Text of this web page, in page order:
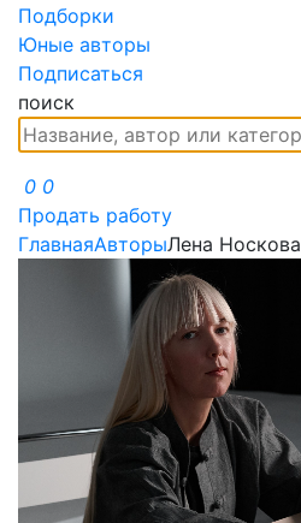
Подборки
Юные авторы
Подписаться
поиск
0 0
Продать работу
ГлавнаяАвторыЛена Носкова